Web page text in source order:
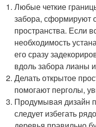
Любые четкие
забора, сформируют
пространства. Если
необходимость
его сразу
вдоль забора лианы
Делать открытое
помогают перголы,
Продумывая дизайн
следует избегать